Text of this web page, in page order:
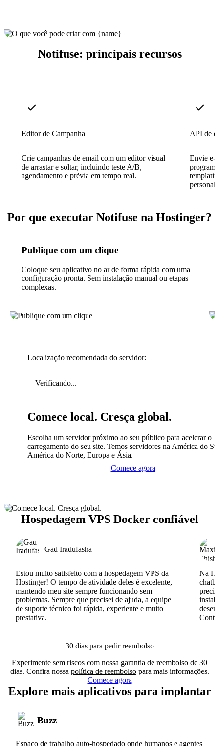
Notifuse: principais recursos
Editor de Campanha
Crie campanhas de email com um editor visual
de arrastar e soltar, incluindo teste A/B,
agendamento e prévia em tempo real.
API de
Envie e-
Por que executar Notifuse na Hostinger?
Publique com um clique
Coloque seu aplicativo no ar de forma rápida com uma
configuração pronta. Sem instalação manual ou etapas
complexas.
Localização recomendada do servidor:
Verificando...
Comece local. Cresça global.
Escolha um servidor próximo ao seu público para acelerar o
carregamento do seu site. Temos servidores na América do
América do Norte, Europa e Ásia.
Comece agora
Hospedagem VPS Docker confiável
Gad Iradufasha
Estou muito satisfeito com a hospedagem VPS da
Hostinger! O tempo de atividade deles é excelente,
mantendo meu site sempre funcionando sem
problemas. Sempre que precisei de ajuda, a equipe
de suporte técnico foi rápida, experiente e muito
prestativa.
Na
30 dias para pedir reembolso
Experimente sem riscos com nossa garantia de reembolso de 30
dias. Confira nossa política de reembolsopara mais informações.
Comece agora
Explore mais aplicativos para implantar
Buzz
Espaço de trabalho auto-hospedado onde humanos e agentes